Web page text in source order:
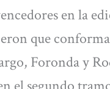
en la
que
Foronda y